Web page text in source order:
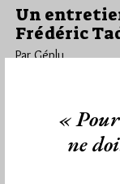
Un
Frédéric
Par Géplu
Le Grand Maître
répondu dans le
«
ne